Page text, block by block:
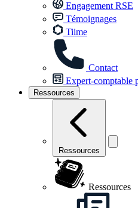
Engagement RSE
Témoignages
Tiime
Contact
Expert-comptable
Ressources
Ressources
Ressources